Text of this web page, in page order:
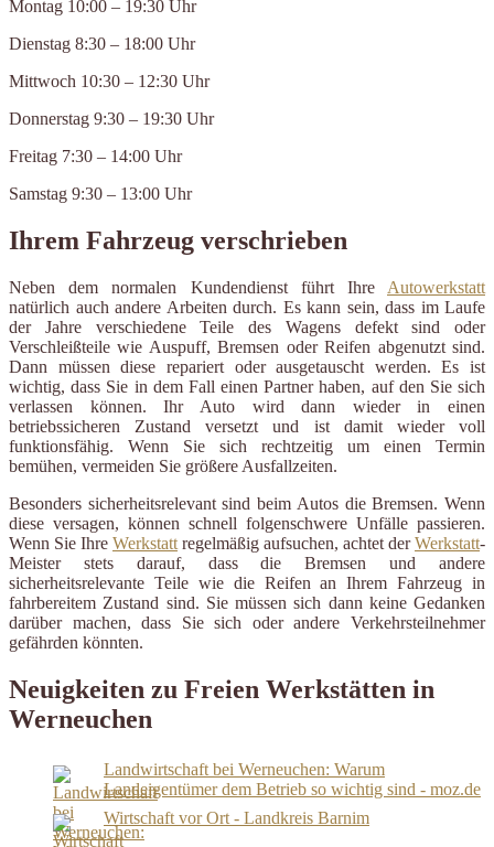
Montag 10:00 – 19:30 Uhr
Dienstag 8:30 – 18:00 Uhr
Mittwoch 10:30 – 12:30 Uhr
Donnerstag 9:30 – 19:30 Uhr
Freitag 7:30 – 14:00 Uhr
Samstag 9:30 – 13:00 Uhr
Ihrem Fahrzeug verschrieben
Neben dem normalen Kundendienst führt Ihre Autowerkstatt
natürlich auch andere Arbeiten durch. Es kann sein, dass im Laufe
der Jahre verschiedene Teile des Wagens defekt sind oder
Verschleißteile wie Auspuff, Bremsen oder Reifen abgenutzt sind.
Dann müssen diese repariert oder ausgetauscht werden. Es ist
wichtig, dass Sie in dem Fall einen Partner haben, auf den Sie sich
verlassen können. Ihr Auto wird dann wieder in einen
betriebssicheren Zustand versetzt und ist damit wieder voll
funktionsfähig. Wenn Sie sich rechtzeitig um einen Termin
bemühen, vermeiden Sie größere Ausfallzeiten.
Besonders sicherheitsrelevant sind beim Autos die Bremsen. Wenn
diese versagen, können schnell folgenschwere Unfälle passieren.
Wenn Sie Ihre Werkstatt regelmäßig aufsuchen, achtet derWerkstatt-
Meister stets darauf, dass die Bremsen und andere
sicherheitsrelevante Teile wie die Reifen an Ihrem Fahrzeug in
fahrbereitem Zustand sind. Sie müssen sich dann keine Gedanken
darüber machen, dass Sie sich oder andere Verkehrsteilnehmer
gefährden könnten.
Neuigkeiten zu Freien Werkstätten in
Werneuchen
Landwirtschaft bei Werneuchen: Warum
Landeigentümer dem Betrieb so wichtig sind - moz.de
Wirtschaft vor Ort - Landkreis Barnim